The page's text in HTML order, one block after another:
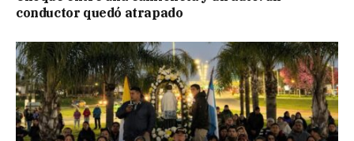
conductor quedó atrapado